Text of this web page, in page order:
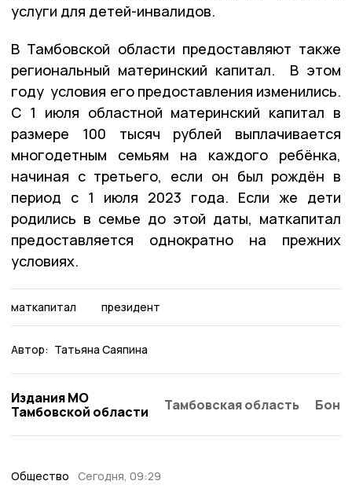
услуги для детей-инвалидов.
В Тамбовской области предоставляют также
региональный материнский капитал. В этом
году условия его предоставления изменились.
С 1 июля областной материнский капитал в
размере 100 тысяч рублей выплачивается
многодетным семьям на каждого ребёнка,
начиная с третьего, если он был рождён в
период с 1 июля 2023 года. Если же дети
родились в семье до этой даты, маткапитал
предоставляется однократно на прежних
условиях.
маткапитал президент
Автор: Татьяна Саяпина
Издания МО
Тамбовской области
Тамбовская область
Общество Сегодня, 09:29